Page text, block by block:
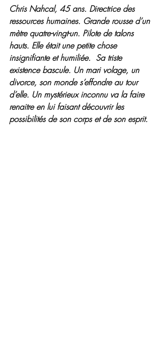
Chris Nahcal, 45 ans. Directrice des
ressources humaines. Grande rousse d’un
mètre quatre-vingt-un. Pilote de talons
hauts. Elle était une petite chose
insignifiante et humiliée.  Sa triste
existence bascule. Un mari volage, un
divorce, son monde s’effondre au tour
d’elle. Un mystérieux inconnu va la faire
renaitre en lui faisant découvrir les
possibilités de son corps et de son esprit.